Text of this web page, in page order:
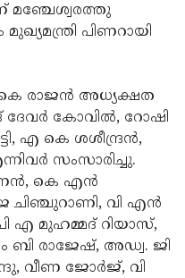
മഞ്ചേശ്വരത്തു
പിണറായി
കെ രാജന്‍ അധ്യക്ഷത
ദേവര്‍ കോവില്‍, റോഷി
എ കെ ശശീന്ദ്രന്‍,
സംസാരിച്ചു.
കെ എന്‍
ചിഞ്ചുറാണി, വി എന്‍
എ മുഹമ്മദ് റിയാസ്,
ബി രാജേഷ്, അഡ്വ. ജി
വീണ ജോര്‍ജ്, വി